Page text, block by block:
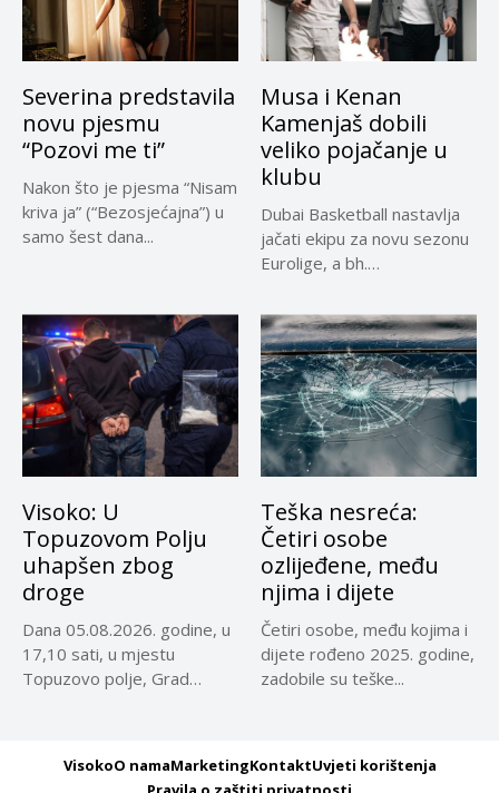
Severina predstavila
novu pjesmu
“Pozovi me ti”
Nakon što je pjesma “Nisam
kriva ja” (“Bezosjećajna”) u
samo šest dana...
Musa i Kenan
Kamenjaš dobili
veliko pojačanje u
klubu
Dubai Basketball nastavlja
jačati ekipu za novu sezonu
Eurolige, a bh.
Visoko: U
Topuzovom Polju
uhapšen zbog
droge
Dana 05.08.2026. godine, u
17,10 sati, u mjestu
Topuzovo polje, Grad
Teška nesreća:
Četiri osobe
ozlijeđene, među
njima i dijete
Četiri osobe, među kojima i
dijete rođeno 2025. godine,
zadobile su teške...
VisokoO namaMarketingKontaktUvjeti korištenja